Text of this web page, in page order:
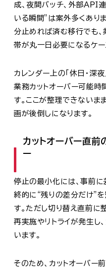
成、夜間バッチ、外部API
いる瞬間”は案外多くあり
分止めれば済む移行でも、
帯が丸一日必要になるケー
カレンダー上の「休日・深
業務カットオーバー可能時
す。ここが整理できないま
画が後倒しになります。
カットオーバー直前
ー
停止の最小化には、事前
終的に“残りの差分だけ”
す。ただし切り替え直前に
再実施やリトライが発生し
います。
そのため、カットオーバー